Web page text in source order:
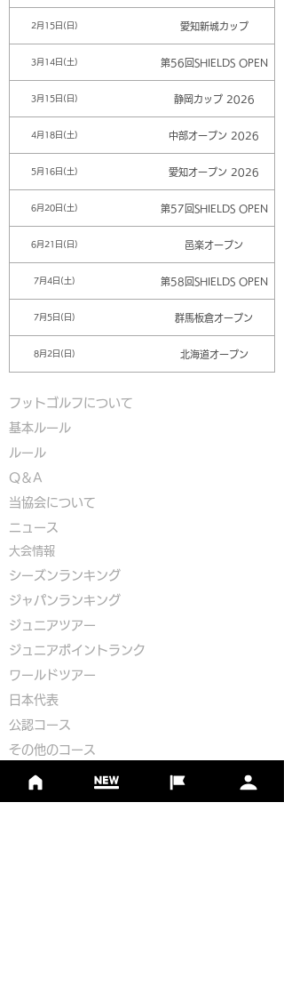
2月15日(日) 愛知新城カップ
3月14日(土) 第56回SHIELDS OPEN
3月15日(日) 静岡カップ 2026
4月18日(土) 中部オープン 2026
5月16日(土) 愛知オープン 2026
6月20日(土) 第57回SHIELDS OPEN
6月21日(日) 邑楽オープン
7月4日(土) 第58回SHIELDS OPEN
7月5日(日) 群馬板倉オープン
8月2日(日) 北海道オープン
フットゴルフについて
基本ルール
ルール
Q＆A
​当協会について
​ニュース
大会情報
シーズンランキング
ジャパンランキング
ジュニアツアー
ジュニアポイントランク
​ワールドツアー
​​日本代表
公認コース
​その他のコース
フットゴルフコース導入について
​チームビルディング